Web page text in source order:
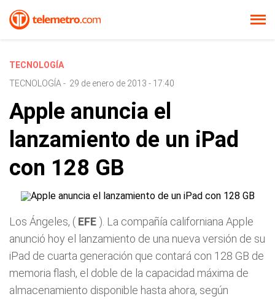
TECNOLOGÍA
TECNOLOGÍA - 29 de enero de 2013 - 17:40
Apple anuncia el
lanzamiento de un iPad
con 128 GB
Los Ángeles, ( EFE ). La compañía californiana Apple
anunció hoy el lanzamiento de una nueva versión de su
iPad de cuarta generación que contará con 128 GB de
memoria flash, el doble de la capacidad máxima de
almacenamiento disponible hasta ahora, según